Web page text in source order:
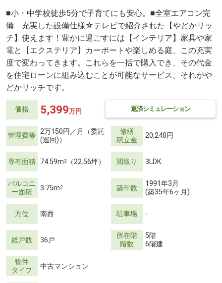
■小・中学校徒歩5分で子育てにも安心。■全室エアコン完
備 充実した設備仕様☆テレビで紹介された【やどかリッ
チ】使えます！豊かに過ごすには【インテリア】家具や家
電と【エクステリア】カーポートや楽しめる庭、この充実
度で変わってきます。これらを一括で購入でき、その代金
を住宅ローンに組み込むことが可能なサービス、それがや
どかリッチです。
価格 返済シミュレーション
5,399万円
管理費等 2万150円／月（委託
(巡回)）
修繕
積立金
20,240円
専有面積 74.59m2 （22.56坪） 間取り 3LDK
バルコニ
ー面積
3.75m2 築年数
1991年3月
(築35年6ヶ月)
方位 南西 駐車場 -
総戸数 36戸
所在階
階数
5階
6階建
物件
タイプ
中古マンション